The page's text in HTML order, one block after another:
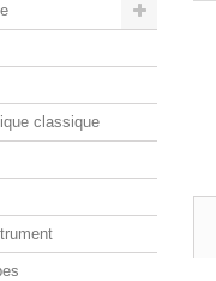
classique